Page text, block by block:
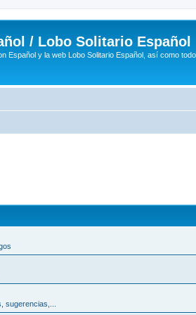
/ Lobo Solitario Español
Español y la web Lobo Solitario Español, así como
sugerencias,...